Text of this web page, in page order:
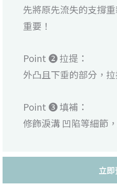
先將原先流失的支撐
重要！
Point ❷ 拉提：
外凸且下垂的部分，
Point ❸ 填補：
修飾淚溝 凹陷等細節
立